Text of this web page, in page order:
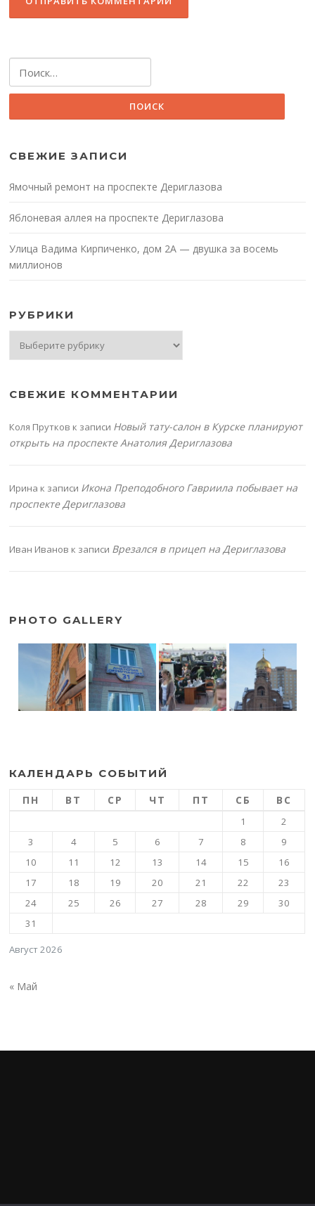
СВЕЖИЕ ЗАПИСИ
Ямочный ремонт на проспекте Дериглазова
Яблоневая аллея на проспекте Дериглазова
Улица Вадима Кирпиченко, дом 2А — двушка за восемь
миллионов
РУБРИКИ
СВЕЖИЕ КОММЕНТАРИИ
Коля Прутков к записи Новый тату-салон в Курске планируют
открыть на проспекте Анатолия Дериглазова
Ирина к записи Икона Преподобного Гавриила побывает на
проспекте Дериглазова
Иван Иванов к записи Врезался в прицеп на Дериглазова
PHOTO GALLERY
КАЛЕНДАРЬ СОБЫТИЙ
Август 2026
ПН ВТ СР ЧТ ПТ СБ ВС
1
2
3
4 5 6 7 8
9
10
11 12 13 14 15
16
17
18 19 20 21 22
23
24
25 26 27 28 29
30
31
« Май